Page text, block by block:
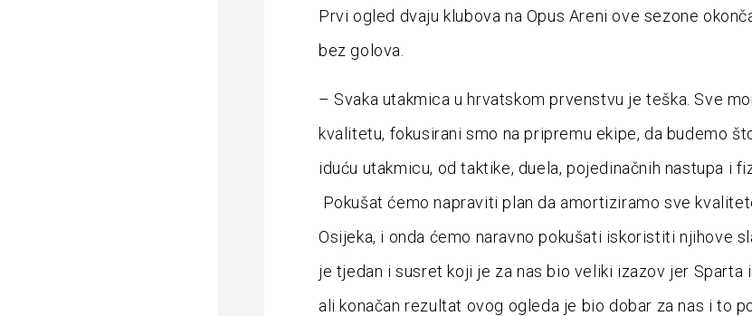
Prvi ogled dvaju klubova na Opus Areni ove sezone
bez golova.
– Svaka utakmica u hrvatskom prvenstvu je teška. Sve
kvalitetu, fokusirani smo na pripremu ekipe, da budemo
iduću utakmicu, od taktike, duela, pojedinačnih nastupa i
Pokušat ćemo napraviti plan da amortiziramo sve
Osijeka, i onda ćemo naravno pokušati iskoristiti njihove
je tjedan i susret koji je za nas bio veliki izazov jer Sparta
ali konačan rezultat ovog ogleda je bio dobar za nas i to